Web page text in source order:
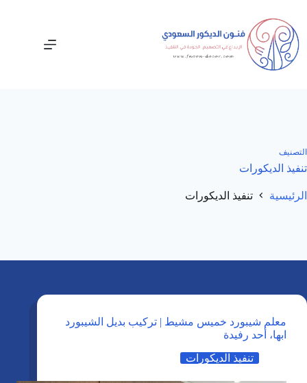
المحتوى
التصنيف
تنفيذ الديكورات
الرئيسية تنفيذ الديكورات
معلم شيبورد خميس مشيط | تركيب بديل الشيبورد
ابها، أحد رفيدة
تنفيذ الديكورات